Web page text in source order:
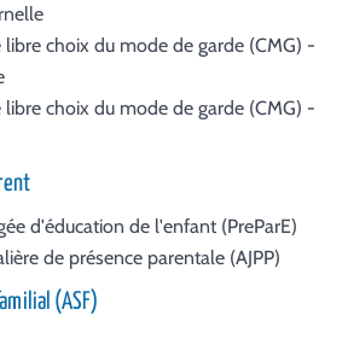
choix du mode de garde (CMG) -
choix du mode de garde (CMG) -
d'éducation de l'enfant (PreParE)
de présence parentale (AJPP)
(ASF)